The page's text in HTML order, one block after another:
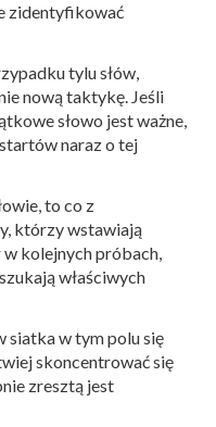
zidentyfikować
tylu słów,
nową taktykę. Jeśli
słowo jest ważne,
naraz o tej
to co z
którzy wstawiają
w kolejnych próbach,
właściwych
siatka w tym polu się
skoncentrować się
zresztą jest